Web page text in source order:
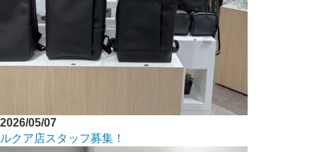
2026/05/07
ルクア店スタッフ募集！